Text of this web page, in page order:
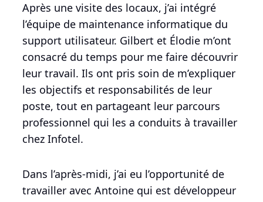
Après une visite des locaux, j’ai intégré
l’équipe de maintenance informatique du
support utilisateur. Gilbert et Élodie m’ont
consacré du temps pour me faire découvrir
leur travail. Ils ont pris soin de m’expliquer
les objectifs et responsabilités de leur
poste, tout en partageant leur parcours
professionnel qui les a conduits à travailler
chez Infotel.
Dans l’après-midi, j’ai eu l’opportunité de
travailler avec Antoine qui est développeur